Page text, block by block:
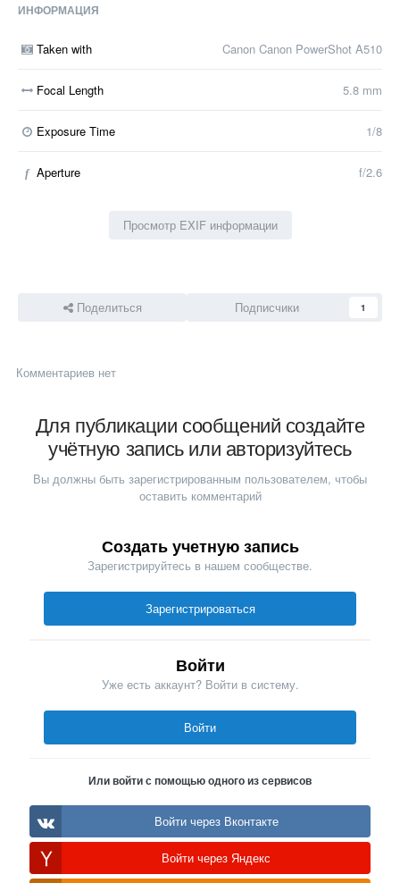
ИНФОРМАЦИЯ
Taken with Canon Canon PowerShot A510
Focal Length 5.8 mm
Exposure Time 1/8
f Aperture f/2.6
Просмотр EXIF информации
Поделиться Подписчики 1
Комментариев нет
Для публикации сообщений создайте
учётную запись или авторизуйтесь
Вы должны быть зарегистрированным пользователем, чтобы
оставить комментарий
Создать учетную запись
Зарегистрируйтесь в нашем сообществе.
Зарегистрироваться
Войти
Уже есть аккаунт? Войти в систему.
Войти
Или войти с помощью одного из сервисов
Войти через Вконтакте
Войти через Яндекс